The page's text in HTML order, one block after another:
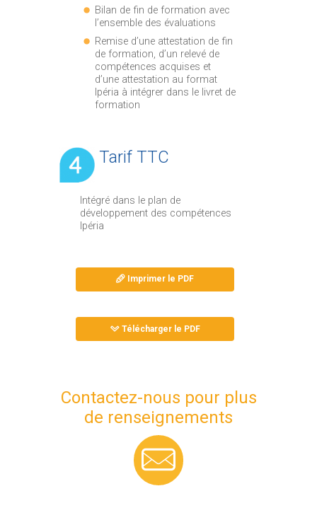
Bilan de fin de formation avec
l’ensemble des évaluations
Remise d’une attestation de fin
de formation, d’un relevé de
compétences acquises et
d’une attestation au format
Ipéria à intégrer dans le livret de
formation
Tarif TTC
Intégré dans le plan de
développement des compétences
Ipéria
Imprimer le PDF
Télécharger le PDF
Contactez-nous pour plus
de renseignements